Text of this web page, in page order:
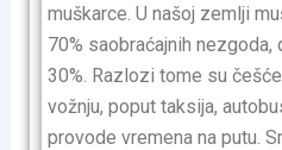
muškarce. U našoj zemlji
70% saobraćajnih
30%. Razlozi tome su
vožnju, poput taksija,
provode vremena na putu.